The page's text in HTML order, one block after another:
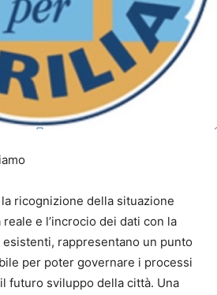
ricognizione della situazione
e l’incrocio dei dati con la
rappresentano un punto
per poter governare i processi
futuro sviluppo della città. Una